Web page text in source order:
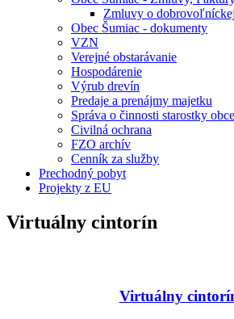
Zmluvy o
Obec Šumiac - dokumenty
VZN
Verejné obstarávanie
Hospodárenie
Výrub drevín
Predaje a prenájmy majetku
Správa o činnosti starostky
Civilná ochrana
FZO archív
Cenník za služby
Prechodný pobyt
Projekty z EU
Virtuálny cintorín
Virtuálny